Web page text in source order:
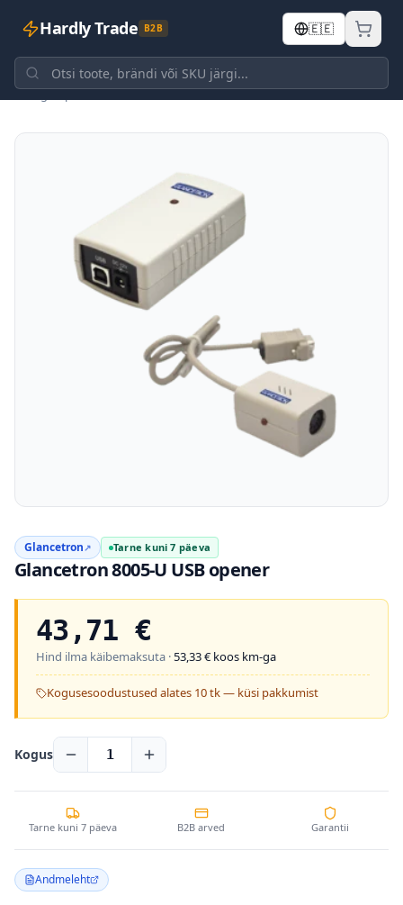
Hardly Trade B2B 🇪🇪
Tagasi poodi
Glancetron↗ Tarne kuni 7 päeva
Glancetron 8005-U USB opener
43,71 €
Hind ilma käibemaksuta ·53,33€ koos km-ga
Kogusesoodustused alates 10 tk — küsi pakkumist
Kogus 1
Tarne kuni 7 päeva B2B arved Garantii
Andmeleht